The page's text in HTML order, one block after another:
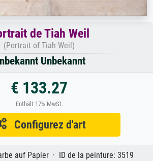
de Tiah Weil
(Portrait of Tiah Weil)
Unbekannt
€ 133.27
Enthält 17% MwSt.
Configurez d'art
auf Papier · ID de la peinture: 3519